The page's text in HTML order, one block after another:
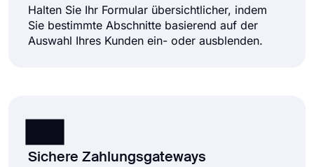
Halten Sie Ihr Formular übersichtlicher, indem
Sie bestimmte Abschnitte basierend auf der
Auswahl Ihres Kunden ein- oder ausblenden.
Sichere Zahlungsgateways